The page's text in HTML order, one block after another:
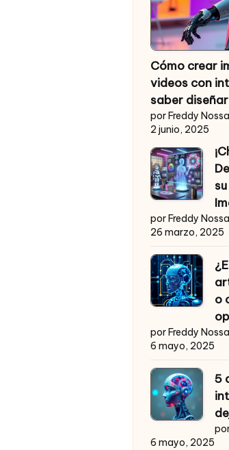
Cómo crear
videos con
saber
por Freddy
2 junio, 2025
por Freddy
26 marzo, 2025
o
por Freddy
6 mayo, 2025
5
6 mayo, 2025